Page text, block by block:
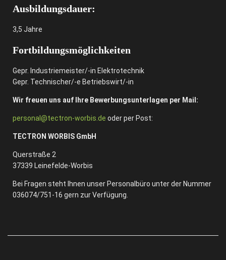
Ausbildungsdauer:
3,5 Jahre
Fortbildungsmöglichkeiten
Gepr. Industriemeister/-in Elektrotechnik
Gepr. Technischer/-e Betriebswirt/-in
Wir freuen uns auf Ihre Bewerbungsunterlagen per Mail:
personal@tectron-worbis.de oder per Post:
TECTRON WORBIS GmbH
Querstraße 2
37339 Leinefelde-Worbis
Bei Fragen steht Ihnen unser Personalbüro unter der Nummer
036074/751-16 gern zur Verfügung.